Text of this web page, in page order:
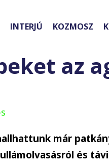
INTERJÚ KOZMOSZ
az
már
és